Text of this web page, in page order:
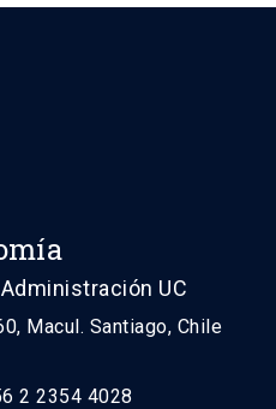
UC
Macul. Santiago, Chile
2 2354 4028